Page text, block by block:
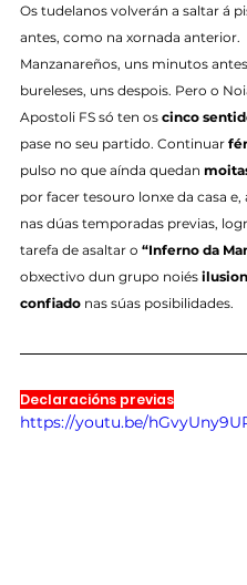
Os tudelanos volverán a saltar á
antes, como na xornada anterior.
Manzanareños, uns minutos
bureleses, uns despois. Pero o
Apostoli FS só ten os cinco
pase no seu partido. Continuar
pulso no que aínda quedan
por facer tesouro lonxe da casa e,
nas dúas temporadas previas,
tarefa de asaltar o “Inferno da
obxectivo dun grupo noiés
confiado nas súas posibilidades.
Declaracións previas
https://youtu.be/